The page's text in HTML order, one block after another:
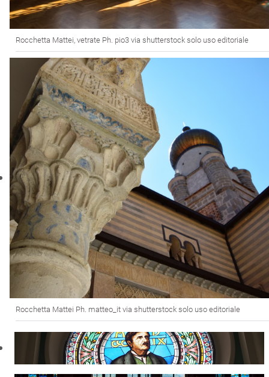
Rocchetta Mattei, vetrate Ph. pio3 via shutterstock solo uso editoriale
Rocchetta Mattei Ph. matteo_it via shutterstock solo uso editoriale